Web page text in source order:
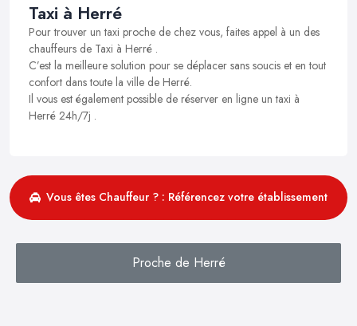
Taxi à Herré
Pour trouver un taxi proche de chez vous, faites appel à un des
chauffeurs de Taxi à Herré .
C’est la meilleure solution pour se déplacer sans soucis et en tout
confort dans toute la ville de Herré.
Il vous est également possible de réserver en ligne un taxi à
Herré 24h/7j .
Vous êtes Chauffeur ? : Référencez votre établissement
Proche de Herré